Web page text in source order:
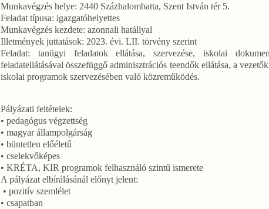
Munkavégzés helye: 2440 Százhalombatta, Szent István tér 5.
Feladat típusa: igazgatóhelyettes
Munkavégzés kezdete: azonnali hatállyal
Illetmények juttatások: 2023. évi. LII. törvény szerint
Feladat: tanügyi feladatok ellátása, szervezése, iskolai
feladatellátásával összefüggő adminisztrációs teendők ellátása, a
iskolai programok szervezésében való közreműködés.
Pályázati feltételek:
• pedagógus végzettség
• magyar állampolgárság
• büntetlen előéletű
• cselekvőképes
• KRÉTA, KIR programok felhasználó szintű ismerete
A pályázat elbírálásánál előnyt jelent:
• pozitív szemlélet
• csapatban